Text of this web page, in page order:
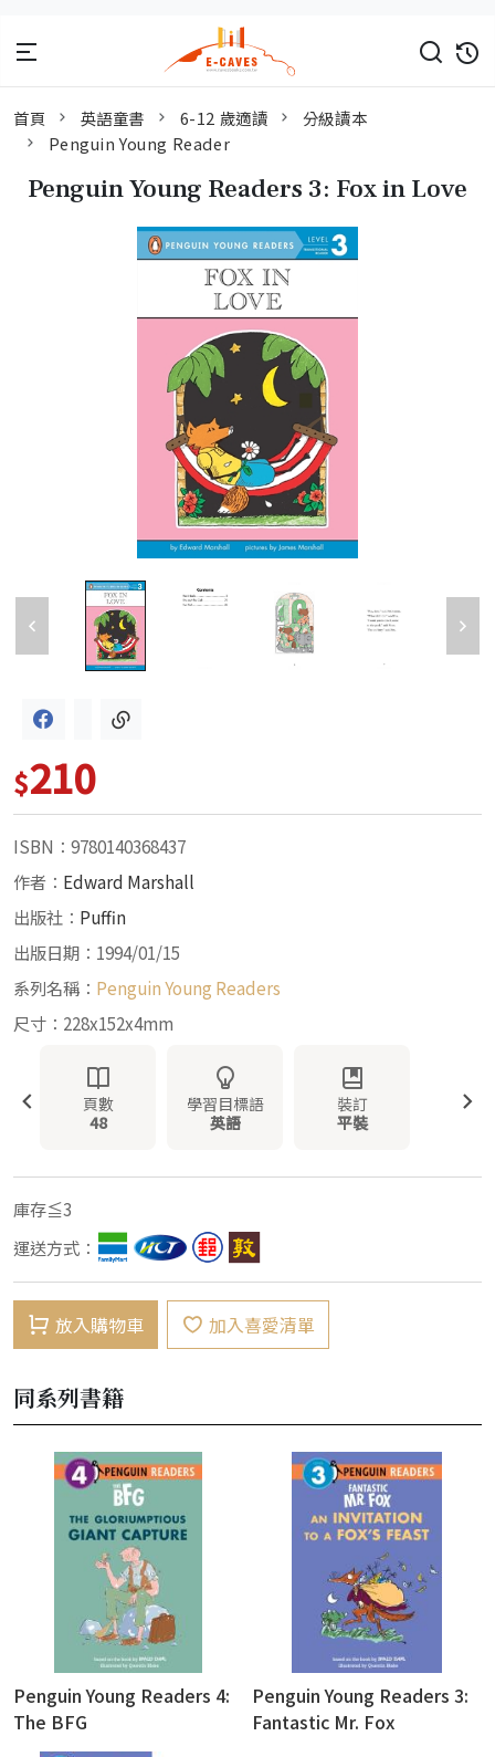
首頁 英語童書 6-12 歲適讀
分級讀本
Penguin Young Reader
Penguin Young Readers 3: Fox in Love
$210
ISBN：9780140368437
作者： Edward Marshall
出版社： Puffin
出版日期：1994/01/15
系列名稱： Penguin Young Readers
尺寸：228x152x4mm
頁數
48
學習目標語
英語
裝訂
平裝
庫存≦3
運送方式：
放入購物車 加入喜愛清單
同系列書籍
Penguin Young Readers 4:
The BFG
Penguin Young Readers 3:
Fantastic Mr. Fox